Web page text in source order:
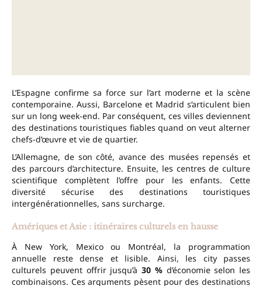
L’Espagne confirme sa force sur l’art moderne et la scène
contemporaine. Aussi, Barcelone et Madrid s’articulent bien
sur un long week-end. Par conséquent, ces villes deviennent
des destinations touristiques fiables quand on veut alterner
chefs-d’œuvre et vie de quartier.
L’Allemagne, de son côté, avance des musées repensés et
des parcours d’architecture. Ensuite, les centres de culture
scientifique complètent l’offre pour les enfants. Cette
diversité sécurise des destinations touristiques
intergénérationnelles, sans surcharge.
Amériques et Asie : itinéraires culturels en hausse
À New York, Mexico ou Montréal, la programmation
annuelle reste dense et lisible. Ainsi, les city passes
culturels peuvent offrir jusqu’à 30 %d’économie selon les
combinaisons. Ces arguments pèsent pour des destinations